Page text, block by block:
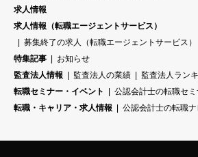
求人情報
求人情報（転職エージェントサービス）
募集終了の求人（転職エージェントサービス）
特集記事
お知らせ
監査法人情報
監査法人の業績
監査法人ラン
転職セミナー・イベント
公認会計士の転職セミ
転職・キャリア・求人情報
公認会計士の転職ナ